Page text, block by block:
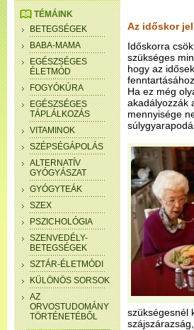
TÉMÁINK
BETEGSÉGEK
BABA-MAMA
EGÉSZSÉGES
ÉLETMÓD
FOGYÓKÚRA
EGÉSZSÉGES
TÁPLÁLKOZÁS
VITAMINOK
SZÉPSÉGÁPOLÁS
ALTERNATÍV
GYÓGYÁSZAT
GYÓGYTEÁK
SZEX
PSZICHOLÓGIA
SZENVEDÉLY-
BETEGSÉGEK
SZTÁR-ÉLETMÓDI
KÜLÖNÖS SORSOK
AZ
ORVOSTUDOMÁNY
TÖRTÉNETÉBŐL
Az időskor
Időskorra
szükséges
hogy az
Ha ez még
akadályozzák
mennyisége
szükségesnél
szájszárazság,